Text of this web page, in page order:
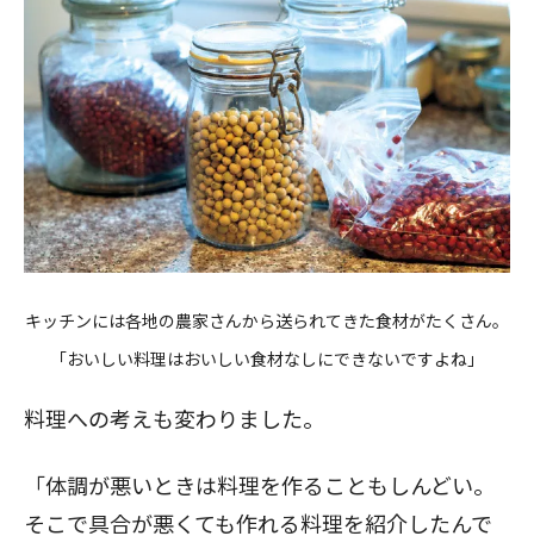
キッチンには各地の農家さんから送られてきた食材がたくさん。
「おいしい料理はおいしい食材なしにできないですよね」
料理への考えも変わりました。
「体調が悪いときは料理を作ることもしんどい。
そこで具合が悪くても作れる料理を紹介したんで